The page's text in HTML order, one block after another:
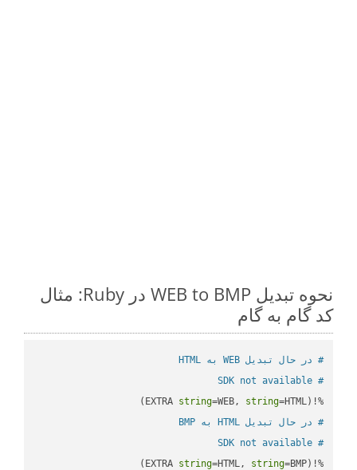
نحوه تبدیل WEB to BMP در Ruby: مثال
کد گام به گام
# در حال تبدیل WEB به HTML
# SDK not available
%!(EXTRA
string=WEB, string=HTML)
# در حال تبدیل HTML به BMP
# SDK not available
%!(EXTRA
string=HTML, string=BMP)